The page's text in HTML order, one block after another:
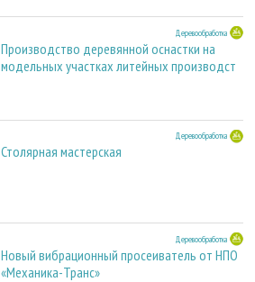
Деревообработка
Производство деревянной оснастки на
модельных участках литейных производст
Деревообработка
Столярная мастерская
Деревообработка
Новый вибрационный просеиватель от НПО
«Механика-Транс»